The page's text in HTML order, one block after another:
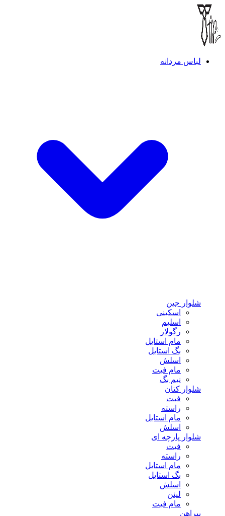
لباس مردانه
شلوار جین
اسکینی
اسلیم
رگولار
مام استایل
بگ استایل
اسلش
مام فیت
نیم بگ
شلوار کتان
فیت
راسته
مام استایل
اسلش
شلوار پارچه ای
فیت
راسته
مام استایل
بگ استایل
اسلش
لینن
مام فیت
پیراهن